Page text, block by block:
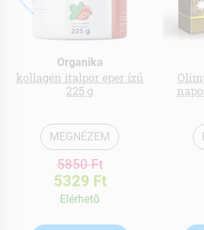
Organika
kollagén italpor eper ízű
225 g
MEGNÉZEM
5850 Ft
5329 Ft
Elérhetõ